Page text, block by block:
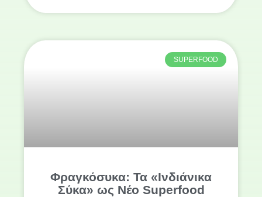
SUPERFOOD
Φραγκόσυκα: Τα «Ινδιάνικα
Σύκα» ως Νέο Superfood